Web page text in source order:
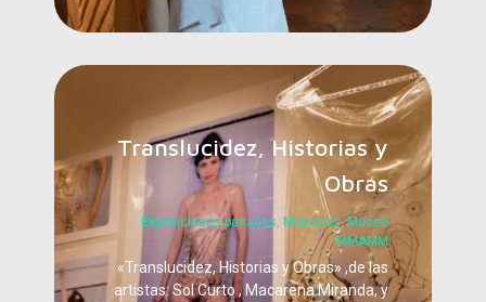
Translucidez, Historias y
Obras
Exposiciones pasadas, Muestras,Museo
MMAMM
«Translucidez, Historias y Obras» ,de las
artistas: Sol Curto , Macarena Miranda, y